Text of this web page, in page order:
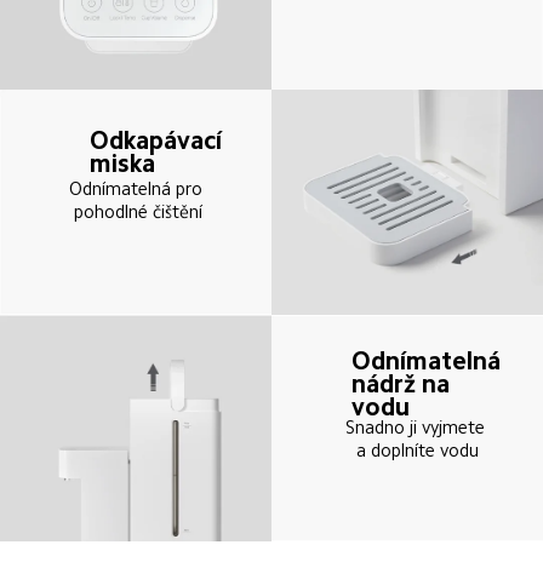
Odkapávací
miska
Odnímatelná pro
pohodlné čištění
Snadno ji vyjmete
a doplníte vodu
Odnímatelná
nádrž na
vodu